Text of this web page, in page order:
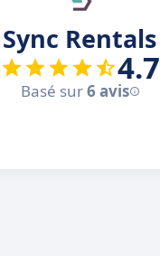
Sync Rentals
4.7
Basé sur6 avis